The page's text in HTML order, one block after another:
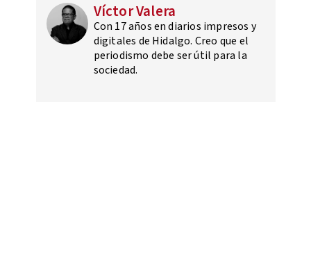
Víctor Valera
Con 17 años en diarios impresos y
digitales de Hidalgo. Creo que el
periodismo debe ser útil para la
sociedad.